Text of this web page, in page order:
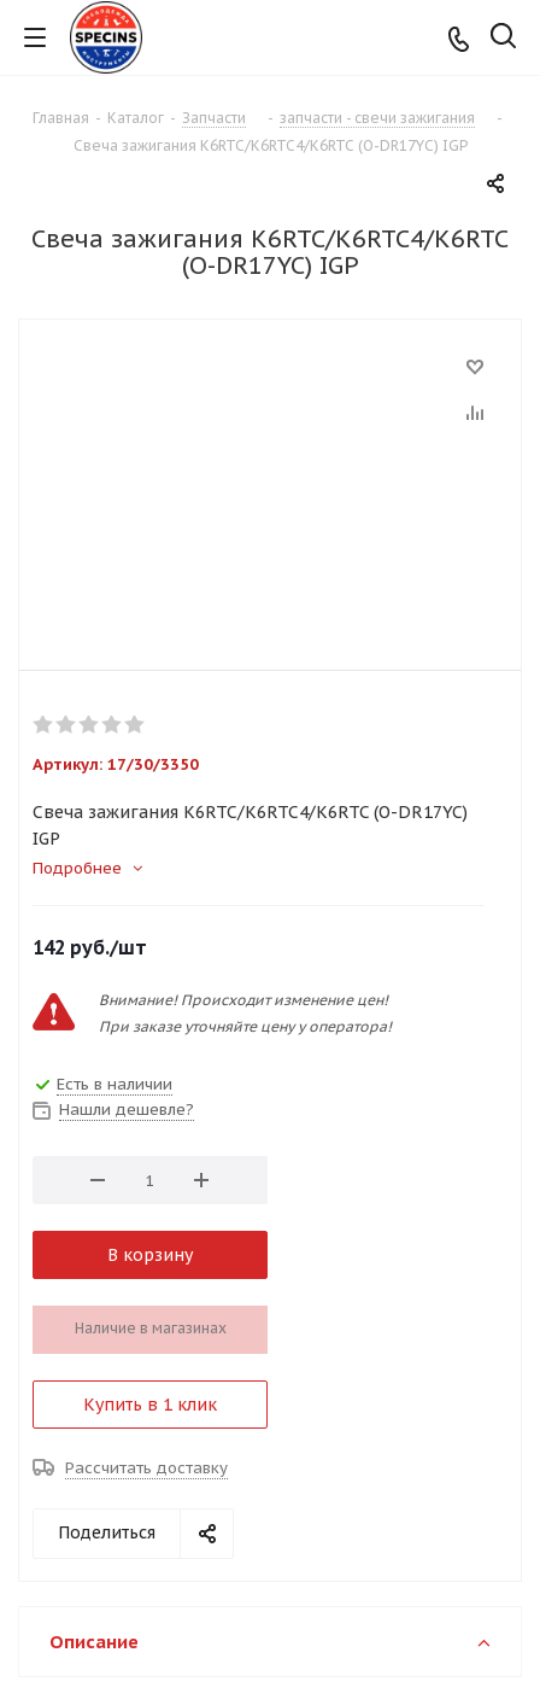
Главная - Каталог - Запчасти - запчасти - свечи зажигания
-
Свеча зажигания K6RTC/K6RTC4/K6RTC (O-DR17YC) IGP
Свеча зажигания K6RTC/K6RTC4/K6RTC
(O-DR17YC) IGP
Артикул: 17/30/3350
Свеча зажигания K6RTC/K6RTC4/K6RTC (O-DR17YC)
IGP
Подробнее
142 руб./шт
Внимание! Происходит изменение цен!
При заказе уточняйте цену у оператора!
Есть в наличии
Нашли дешевле?
В корзину
Наличие в магазинах
Купить в 1 клик
Рассчитать доставку
Поделиться
Описание